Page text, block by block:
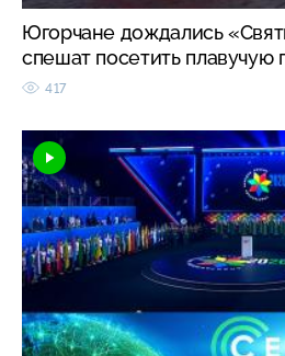
Югорчане дождались
спешат посетить плавучую
417